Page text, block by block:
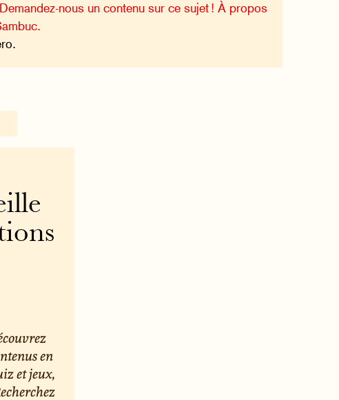
Demandez-nous un contenu sur ce sujet ! À propos
en
et jeux,